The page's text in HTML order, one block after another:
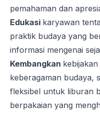
pemahaman dan
Edukasi karyawan
praktik budaya yang
informasi mengenai
Kembangkan
keberagaman budaya,
fleksibel untuk liburan
berpakaian yang